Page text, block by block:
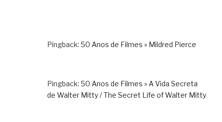
Pingback: 50 Anos de Filmes » Mildred Pierce
Pingback: 50 Anos de Filmes » A Vida Secreta
de Walter Mitty / The Secret Life of Walter Mitty